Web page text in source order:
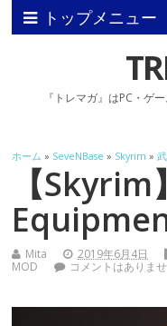
トップメニュー
『トレマガ』はPC・ゲ
ホーム » SeveNBase » Skyrim »
【
Mita 2019年6月4日
MOD
コメントはありま